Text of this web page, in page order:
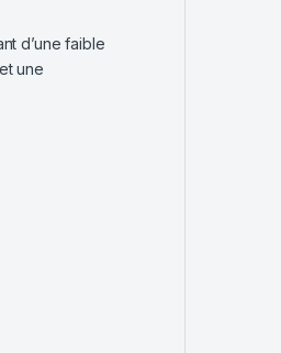
d’une faible
une